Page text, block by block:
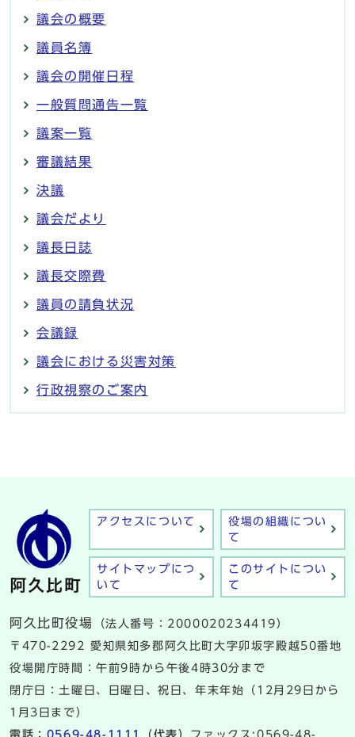
議会の概要
議員名簿
議会の開催日程
一般質問通告一覧
議案一覧
審議結果
決議
議会だより
議長日誌
議長交際費
議員の請負状況
会議録
議会における災害対策
行政視察のご案内
アクセスについて
役場の組織につい
て
サイトマップにつ
いて
このサイトについ
て
阿久比町役場
（法人番号：2000020234419）
〒470-2292 愛知県知多郡阿久比町大字卯坂字殿越50番地
役場開庁時間：午前9時から午後4時30分まで
閉庁日：土曜日、日曜日、祝日、年末年始（12月29日から
1月3日まで）
電話： 0569-48-1111 （代表） ファックス:0569-48-